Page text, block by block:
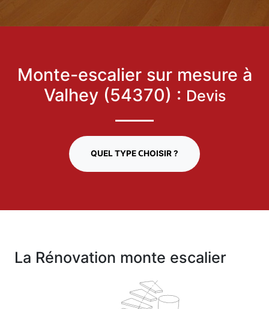
Monte-escalier sur mesure à
Valhey (54370) : Devis
QUEL TYPE CHOISIR ?
La Rénovation monte escalier